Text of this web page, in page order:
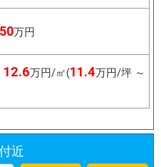
万円
12.6万円/㎡(11.4万円/坪 ～
近